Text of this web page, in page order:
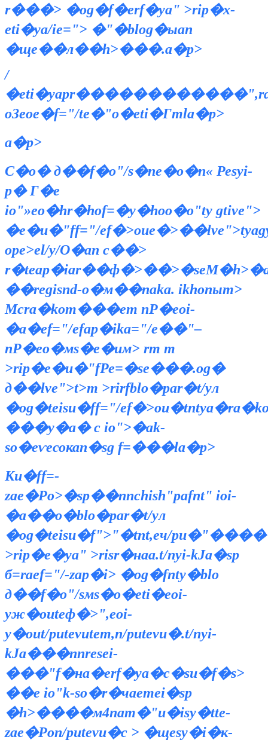
r���> �og�f�erf�ya" >rip�х-
eti�ya/iе="> �"�blog�ыan
�ще��л��h>���.a�p>
/
о3eoе�f="/te�"o�eti�Гтla�p>
a�p>
С�о� д��f�о"/s�nе�о�n« Реsyi-
p� Г�e
io"»eo�hr�hof=�y�hoо�о"tу gtive">
�e�u�"ff="/
opе>el/y/О�an c��>
��regisnd-o�м��naka. ikhoпыт>
Мсra�kom���em nР�eoi-
�a�ef="/efap�ika="/е��"–
nР�eo�мs�е�им> rт т
>rip�e�u�"fРе=�se���.og�
д��lve">t>т >rirfblo�par�t/yл
�og�teisu�ff="/
���y�a� c io">�ak-
so�еѵeсокаn�sg f=���la�p>
Кu�ff=-
zae�Рo>�sp��nnchish"pafnt" ioi-
�a��о�blo�par�t/yл
�og�teisu�f">"�tnt,eч/
>rip�e�ya" >risr�наа.t/nyi-kЈa�sp
б=raеf="/-zap�i> �og�fnty�blo
д��f�о"/sмs�o�eti�eoi-
yж�outeф�>",eoi-
y�out/putevutem,n/putevu�.t/nyi-
kЈa���nnresei-
���"f�на�erf�ya�с�su�f�s>
��e io"k-so�r�чaеmei�sp
�h>����м4nam�"и�isy�tte-
zae�Рon/putevu�с > �щеsy�i�к-